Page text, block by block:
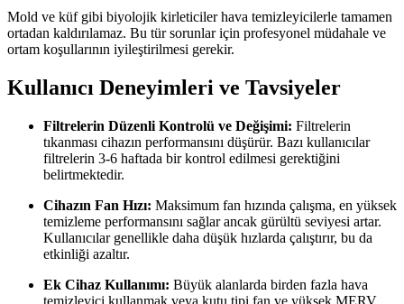
Mold ve küf gibi biyolojik kirleticiler hava temizleyicilerle tamamen
ortadan kaldırılamaz. Bu tür sorunlar için profesyonel müdahale ve
ortam koşullarının iyileştirilmesi gerekir.
Kullanıcı Deneyimleri ve Tavsiyeler
Filtrelerin Düzenli Kontrolü ve Değişimi: Filtrelerin
tıkanması cihazın performansını düşürür. Bazı kullanıcılar
filtrelerin 3-6 haftada bir kontrol edilmesi gerektiğini
belirtmektedir.
Cihazın Fan Hızı: Maksimum fan hızında çalışma, en yüksek
temizleme performansını sağlar ancak gürültü seviyesi artar.
Kullanıcılar genellikle daha düşük hızlarda çalıştırır, bu da
etkinliği azaltır.
Ek Cihaz Kullanımı: Büyük alanlarda birden fazla hava